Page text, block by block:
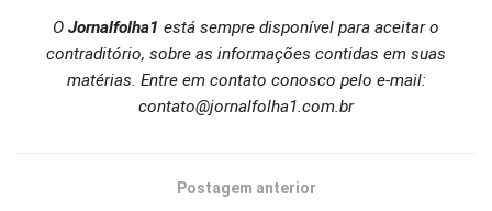
O Jornalfolha1 está sempre disponível para aceitar o
contraditório, sobre as informações contidas em suas
matérias. Entre em contato conosco pelo e-mail:
contato@jornalfolha1.com.br
Postagem anterior